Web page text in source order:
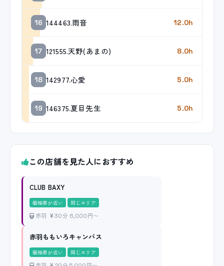
16 144463.雨音 12.0h
17 121555.天野(あまの) 8.0h
18 142977.心愛 5.0h
19 146375.夏目先生 5.0h
この店舗を見た人におすすめ
CLUB BAXY
価格帯が近い 同じエリア
赤羽 30分 6,000円〜
赤羽ももいろキャンパス
価格帯が近い 同じエリア